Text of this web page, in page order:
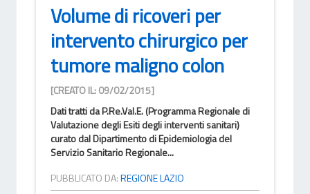
Volume di ricoveri per
intervento chirurgico per
tumore maligno colon
[CREATO IL: 09/02/2015]
Dati tratti da P.Re.Val.E. (Programma Regionale di
Valutazione degli Esiti degli interventi sanitari)
curato dal Dipartimento di Epidemiologia del
Servizio Sanitario Regionale...
PUBBLICATO DA:REGIONE LAZIO